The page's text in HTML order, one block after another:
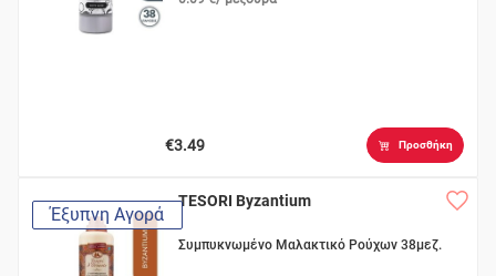
€3.49 Προσθήκη
Έξυπνη Αγορά
TESORI Byzantium
Συμπυκνωμένο Μαλακτικό Ρούχων 38μεζ.